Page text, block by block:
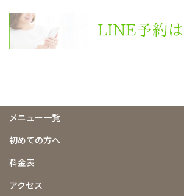
メニュー一覧
初めての方へ
料金表
アクセス